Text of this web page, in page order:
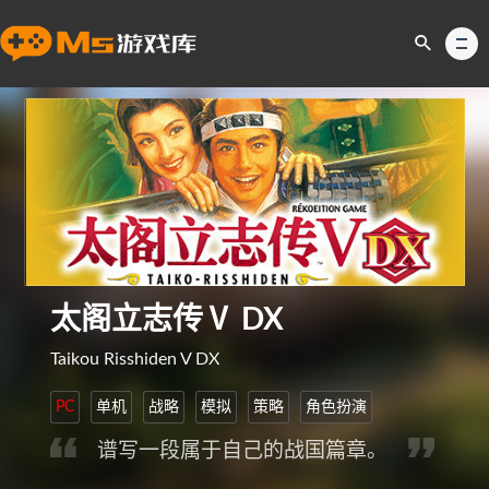
太阁立志传Ⅴ DX
Taikou Risshiden V DX
PC 单机 战略 模拟 策略 角色扮演
谱写一段属于自己的战国篇章。